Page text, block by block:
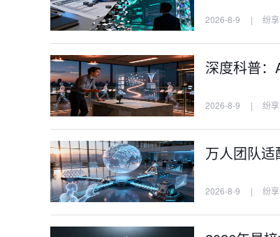
2026-8-9 | 纷
深度科普
2026-8-9 | 纷
万人团队
2026-8-9 | 纷